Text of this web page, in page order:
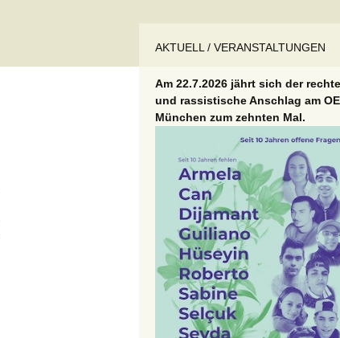
AKTUELL / VERANSTALTUNGEN
Am 22.7.2026 jährt sich der rechte
und rassistische Anschlag am
München zum zehnten Mal.